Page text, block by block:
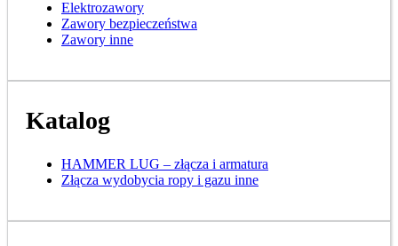
Elektrozawory
Zawory bezpieczeństwa
Zawory inne
Katalog
HAMMER LUG – złącza i armatura
Złącza wydobycia ropy i gazu inne